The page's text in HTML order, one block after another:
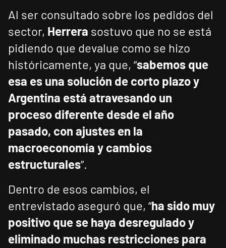
Al ser consultado sobre los pedidos del
sector, Herrera sostuvo que no se está
pidiendo que devalue como se hizo
históricamente, ya que, “sabemos que
esa es una solución de corto plazo y
Argentina está atravesando un
proceso diferente desde el año
pasado, con ajustes en la
macroeconomía y cambios
estructurales”.
Dentro de esos cambios, el
entrevistado aseguró que, “ha sido muy
positivo que se haya desregulado y
eliminado muchas restricciones para